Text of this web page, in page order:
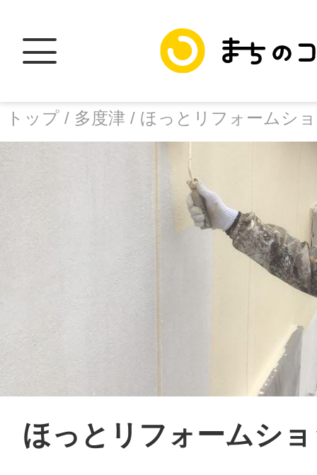
トップ / 多度津 / ほっとリフォームシ
facebook
SMS
ほっとリフォームシ
加盟スポットに
地域に導入を